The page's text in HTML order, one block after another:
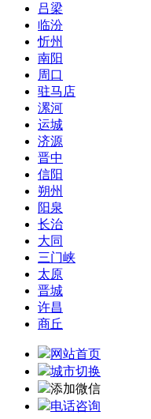
吕梁
临汾
忻州
南阳
周口
驻马店
漯河
运城
济源
晋中
信阳
朔州
阳泉
长治
大同
三门峡
太原
晋城
许昌
商丘
网站首页
城市切换
添加微信
电话咨询